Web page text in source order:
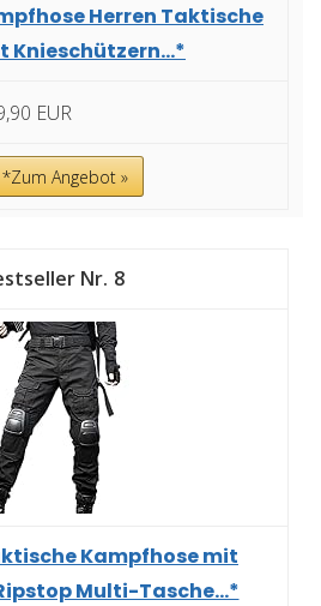
Herren Taktische
Knieschützern...*
EUR
*Zum Angebot »
8
Kampfhose mit
Multi-Tasche...*